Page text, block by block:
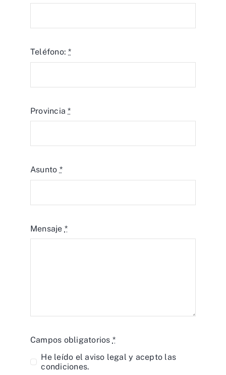
Teléfono:*
Provincia*
Asunto *
Mensaje *
Campos obligatorios *
He leído elaviso legal y acepto las
condiciones.